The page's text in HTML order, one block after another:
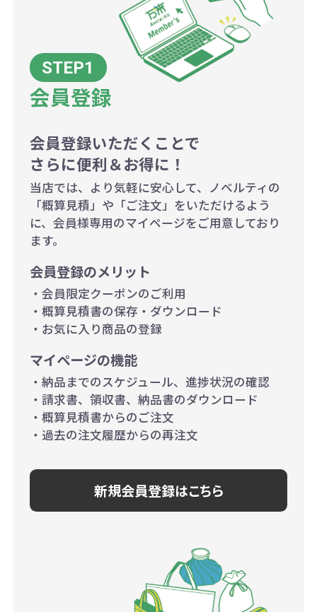
代の基本料金を一式頂戴する場合が
ございます。
ボリュームディスカウントの計算は
商品や印刷方法によって異なります
ので、予めご了承ください。
例：200個未満（1式：18,000円）
200個~499個の場合：42円（1個
当たり）
500個~999個の場合：35円（1個
1,000個以上：28円（1個当た
り）
会員登録
会員登録いただくことで
さらに便利＆お得に！
当店では、より気軽に安心して、ノベルティの
「概算見積」や「ご注文」をいただけるよう
に、会員様専用のマイページをご用意しており
ます。
会員登録のメリット
・会員限定クーポンのご利用
・概算見積書の保存・ダウンロード
・お気に入り商品の登録
マイページの機能
・納品までのスケジュール、進捗状況の確認
・請求書、領収書、納品書のダウンロード
・概算見積書からのご注文
・過去の注文履歴からの再注文
新規会員登録はこちら